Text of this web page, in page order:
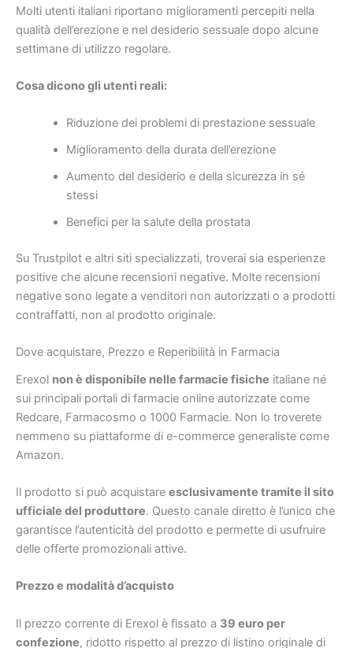
Molti utenti italiani riportano miglioramenti percepiti nella
qualità dell’erezione e nel desiderio sessuale dopo alcune
settimane di utilizzo regolare.
Cosa dicono gli utenti reali:
Riduzione dei problemi di prestazione sessuale
Miglioramento della durata dell’erezione
Aumento del desiderio e della sicurezza in sé
stessi
Benefici per la salute della prostata
Su Trustpilot e altri siti specializzati, troverai sia esperienze
positive che alcune recensioni negative. Molte recensioni
negative sono legate a venditori non autorizzati o a prodotti
contraffatti, non al prodotto originale.
Dove acquistare, Prezzo e Reperibilità in Farmacia
Erexol non è disponibile nelle farmacie fisiche italiane né
sui principali portali di farmacie online autorizzate come
Redcare, Farmacosmo o 1000 Farmacie. Non lo troverete
nemmeno su piattaforme di e-commerce generaliste come
Amazon.
Il prodotto si può acquistare esclusivamente tramite il sito
ufficiale del produttore. Questo canale diretto è l’unico che
garantisce l’autenticità del prodotto e permette di usufruire
delle offerte promozionali attive.
Prezzo e modalità d’acquisto
Il prezzo corrente di Erexol è fissato a 39 euro per
confezione, ridotto rispetto al prezzo di listino originale di